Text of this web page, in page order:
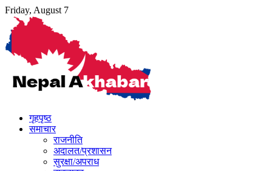
Skip
content
Friday, August 7
गृहपृष्ठ
समाचार
राजनीति
अदालत/प्रशासन
सुरक्षा/अपराध